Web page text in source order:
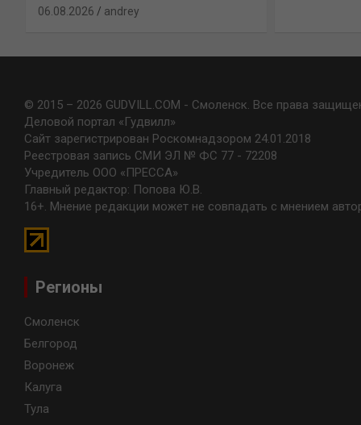
06.08.2026 andrey
© 2015 – 2026 GUDVILL.COM - Смоленск. Все права
Деловой портал «Гудвилл»
Сайт зарегистрирован Роскомнадзором 24.01.2018
Реестровая запись СМИ ЭЛ № ФС 77 - 72208
Учредитель ООО «ПРЕССА»
Главный редактор: Попова Ю.В.
16+. Мнение редакции может не совпадать с мнением
Регионы
Смоленск
Белгород
Воронеж
Калуга
Тула